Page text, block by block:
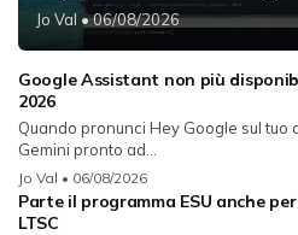
Jo Val • 06/08/2026
Google Assistant non più
2026
Quando pronunci Hey Google sul tuo
Gemini pronto ad...
Jo Val • 06/08/2026
Parte il programma ESU anche
LTSC